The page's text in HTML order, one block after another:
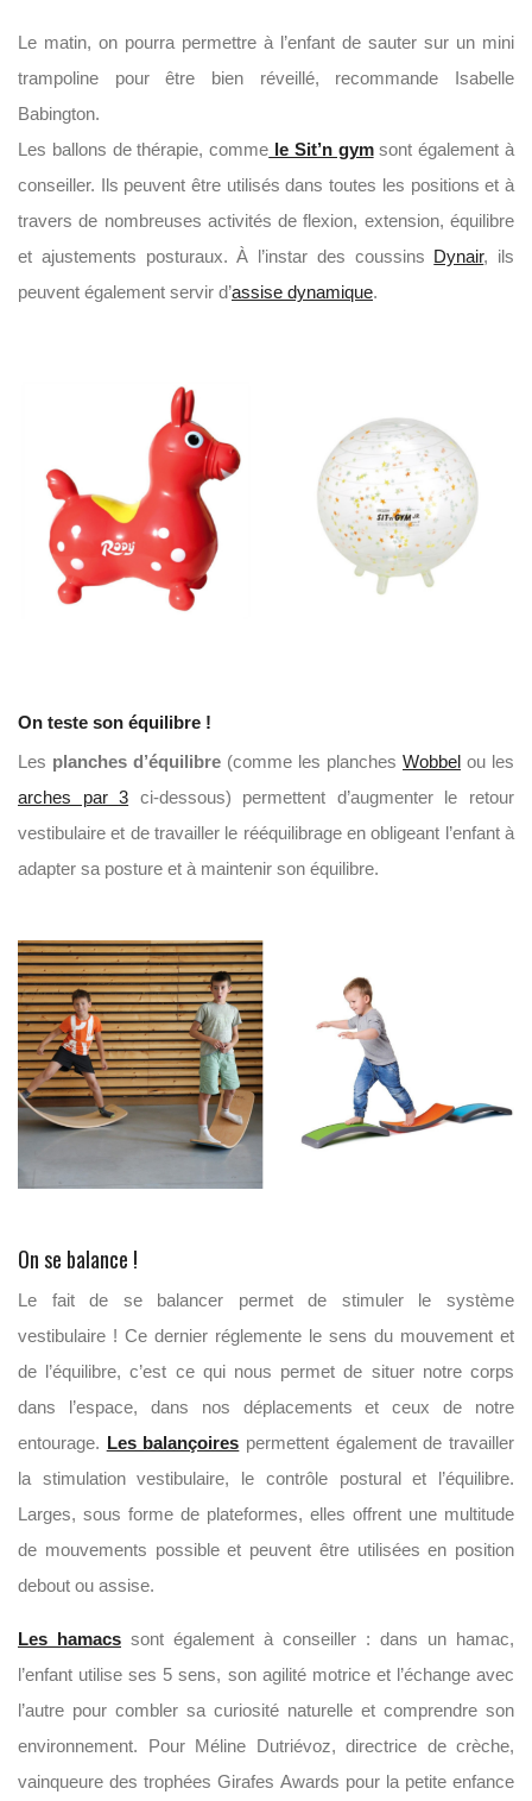
Le matin, on pourra permettre à l’enfant de sauter sur un mini
trampoline pour être bien réveillé, recommande Isabelle
Babington.
Les ballons de thérapie, comme le Sit’n gymsont également à
conseiller. Ils peuvent être utilisés dans toutes les positions et à
travers de nombreuses activités de flexion, extension, équilibre
et ajustements posturaux. À l’instar des coussins Dynair, ils
peuvent également servir d’assise dynamique.
On teste son équilibre !
Les planches d’équilibre (comme les planches Wobbel ou les
arches par 3 ci-dessous) permettent d’augmenter le retour
vestibulaire et de travailler le rééquilibrage en obligeant l’enfant à
adapter sa posture et à maintenir son équilibre.
On se balance !
Le fait de se balancer permet de stimuler le système
vestibulaire ! Ce dernier réglemente le sens du mouvement et
de l’équilibre, c’est ce qui nous permet de situer notre corps
dans l’espace, dans nos déplacements et ceux de notre
entourage. Les balançoires permettent également de travailler
la stimulation vestibulaire, le contrôle postural et l’équilibre.
Larges, sous forme de plateformes, elles offrent une multitude
de mouvements possible et peuvent être utilisées en position
debout ou assise.
Les hamacs sont également à conseiller : dans un hamac,
l’enfant utilise ses 5 sens, son agilité motrice et l’échange avec
l’autre pour combler sa curiosité naturelle et comprendre son
environnement. Pour Méline Dutriévoz, directrice de crèche,
vainqueure des trophées Girafes Awards pour la petite enfance